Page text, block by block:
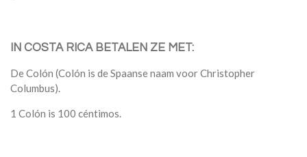
IN COSTA RICA BETALEN ZE MET:
De Colón (Colón is de Spaanse naam voor Christopher
Columbus).
1 Colón is 100 céntimos.